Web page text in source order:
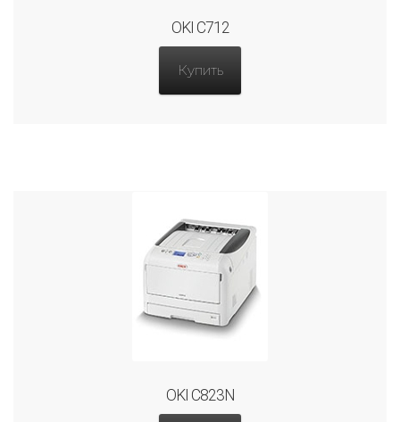
OKI C712
Купить
OKI C823N